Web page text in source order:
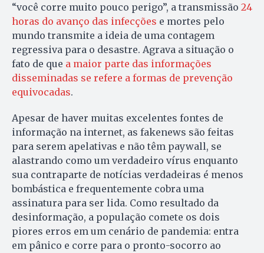
“você corre muito pouco perigo”, a transmissão 24
horas do avanço das infecções e mortes pelo
mundo transmite a ideia de uma contagem
regressiva para o desastre. Agrava a situação o
fato de que a maior parte das informações
disseminadas se refere a formas de prevenção
equivocadas.
Apesar de haver muitas excelentes fontes de
informação na internet, as fakenews são feitas
para serem apelativas e não têm paywall, se
alastrando como um verdadeiro vírus enquanto
sua contraparte de notícias verdadeiras é menos
bombástica e frequentemente cobra uma
assinatura para ser lida. Como resultado da
desinformação, a população comete os dois
piores erros em um cenário de pandemia: entra
em pânico e corre para o pronto-socorro ao